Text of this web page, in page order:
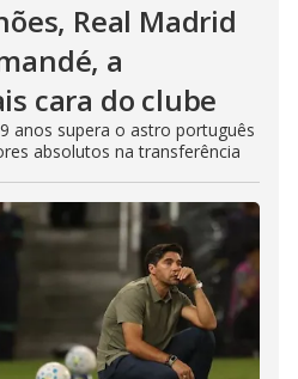
Real Madrid
a
cara do clube
anos supera o astro português
absolutos na transferência